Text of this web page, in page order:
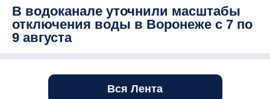
В водоканале уточнили масштабы
отключения воды в Воронеже с 7 по
9 августа
Вся Лента